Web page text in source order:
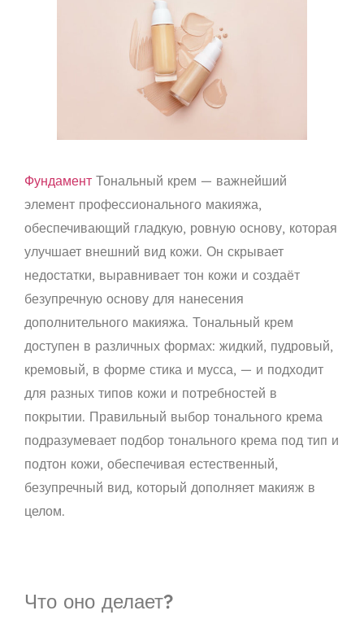
Фундамент Тональный крем — важнейший
элемент профессионального макияжа,
обеспечивающий гладкую, ровную основу, которая
улучшает внешний вид кожи. Он скрывает
недостатки, выравнивает тон кожи и создаёт
безупречную основу для нанесения
дополнительного макияжа. Тональный крем
доступен в различных формах: жидкий, пудровый,
кремовый, в форме стика и мусса, — и подходит
для разных типов кожи и потребностей в
покрытии. Правильный выбор тонального крема
подразумевает подбор тонального крема под тип и
подтон кожи, обеспечивая естественный,
безупречный вид, который дополняет макияж в
целом.
Что оно делает?